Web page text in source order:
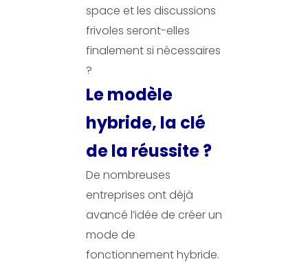
space et les discussions
frivoles seront-elles
finalement si nécessaires
?
Le modèle
hybride, la clé
de la réussite ?
De nombreuses
entreprises ont déjà
avancé l’idée de créer un
mode de
fonctionnement hybride.